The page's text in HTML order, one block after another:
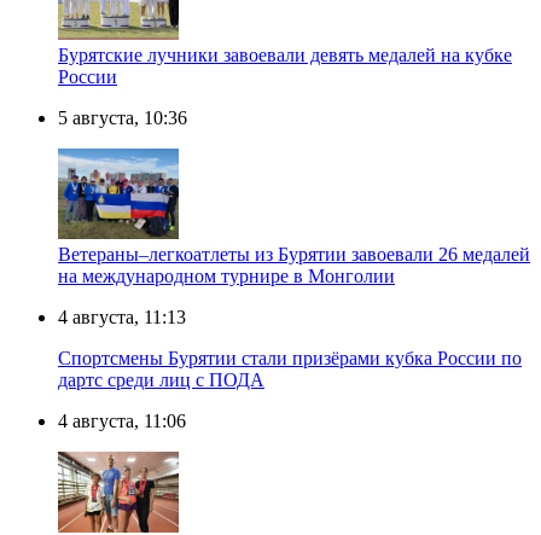
Бурятские лучники завоевали девять медалей на кубке
России
5 августа, 10:36
Ветераны–легкоатлеты из Бурятии завоевали 26 медалей
на международном турнире в Монголии
4 августа, 11:13
Спортсмены Бурятии стали призёрами кубка России по
дартс среди лиц с ПОДА
4 августа, 11:06